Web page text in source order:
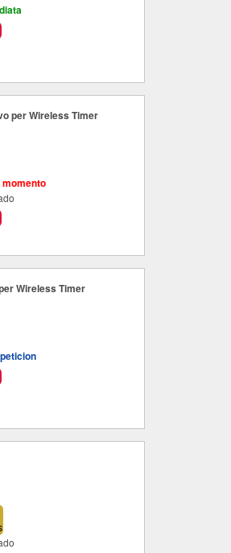
per Wireless Timer
momento
Wireless Timer